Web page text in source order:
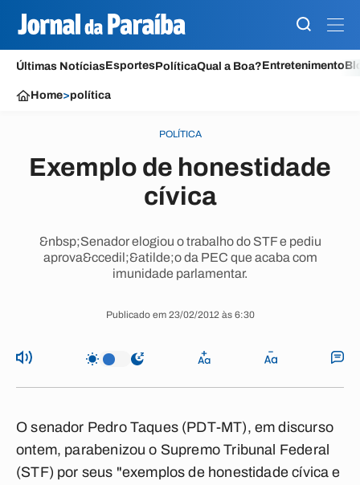
Últimas NotíciasEsportesPolíticaQual a Boa?Entretenimento
Home>política
POLÍTICA
Exemplo de honestidade
cívica
&nbsp;Senador elogiou o trabalho do STF e pediu
aprova&ccedil;&atilde;o da PEC que acaba com
imunidade parlamentar.
Publicado em 23/02/2012 às 6:30
O senador Pedro Taques (PDT-MT), em discurso
ontem, parabenizou o Supremo Tribunal Federal
(STF) por seus "exemplos de honestidade cívica e